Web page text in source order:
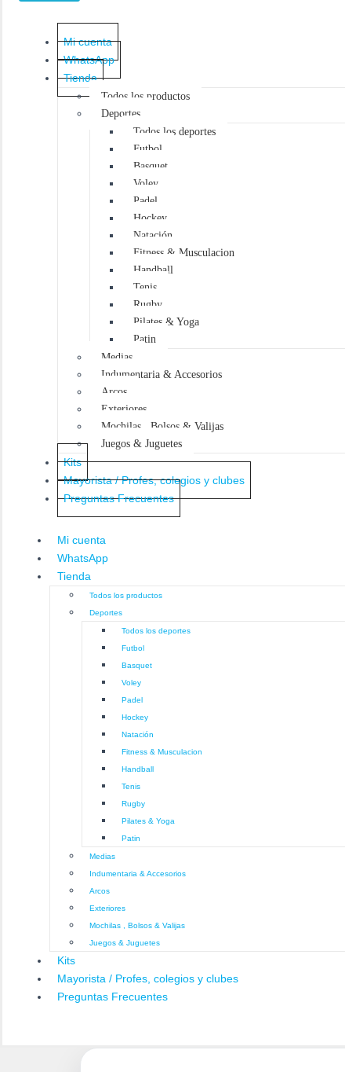
Mi cuenta
WhatsApp
Tienda
Todos los productos
Deportes
Todos los deportes
Futbol
Basquet
Voley
Padel
Hockey
Natación
Fitness & Musculacion
Handball
Tenis
Rugby
Pilates & Yoga
Patin
Medias
Indumentaria & Accesorios
Arcos
Exteriores
Mochilas , Bolsos & Valijas
Juegos & Juguetes
Kits
Mayorista / Profes, colegios y clubes
Preguntas Frecuentes
Mi cuenta
WhatsApp
Tienda
Todos los productos
Deportes
Todos los deportes
Futbol
Basquet
Voley
Padel
Hockey
Natación
Fitness & Musculacion
Handball
Tenis
Rugby
Pilates & Yoga
Patin
Medias
Indumentaria & Accesorios
Arcos
Exteriores
Mochilas , Bolsos & Valijas
Juegos & Juguetes
Kits
Mayorista / Profes, colegios y clubes
Preguntas Frecuentes